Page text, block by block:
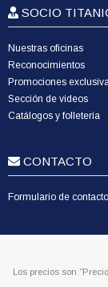
SOCIO
Nuestras oficinas
Reconocimientos
Promociones
Sección de videos
Catálogos y folletería
CONTACTO
Formulario de contacto
Los precios son